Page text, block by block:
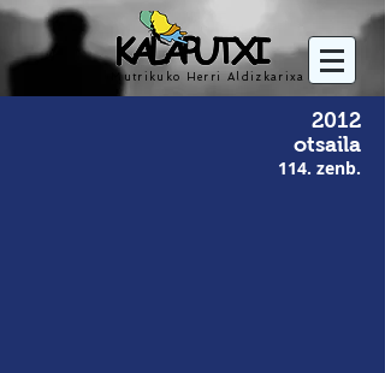
Mutrikuko Herri Aldizkarixa
2012
otsaila
114. zenb.